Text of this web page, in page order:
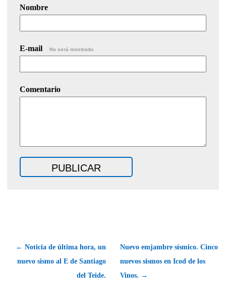
Nombre
E-mail No será mostrado.
Comentario
← Noticia de última hora, un
nuevo sismo al E de Santiago
del Teide.
Nuevo emjambre sísmico. Cinco
nuevos sismos en Icod de los
Vinos. →